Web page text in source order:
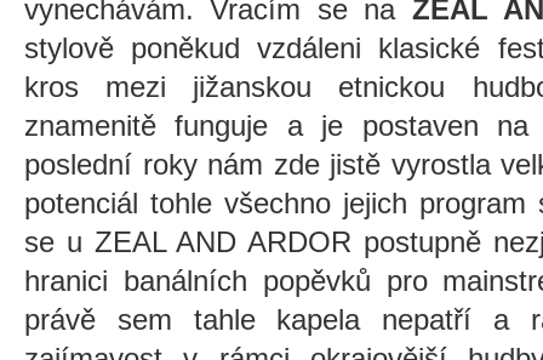
vynechávám. Vracím se na ZEAL
stylově poněkud vzdáleni klasické
kros mezi jižanskou etnickou
znamenitě funguje a je postaven
poslední roky nám zde jistě vyrostla
potenciál tohle všechno jejich
se u ZEAL AND ARDOR postupně
hranici banálních popěvků pro
právě sem tahle kapela nepatří a